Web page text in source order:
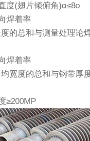
度(翅片倾俯角)α≤8o
焊着率
的总和与测量处理论
焊着率
宽度的总和与钢带厚
≥200MP